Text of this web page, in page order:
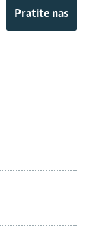
Pratite nas